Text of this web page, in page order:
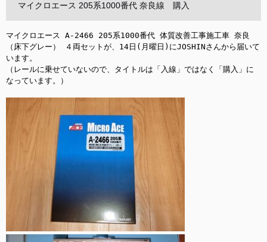
マイクロエース 205系1000番代 奈良線 購入
マイクロエース A-2466 205系1000番代 体質改善工事施工車 奈良
（床下グレー） ４両セットが、14日(月曜日)にJOSHINさんから届いて
います。
（レールに乗せていないので、タイトルは「入線」ではなく「購入」に
なっています。）